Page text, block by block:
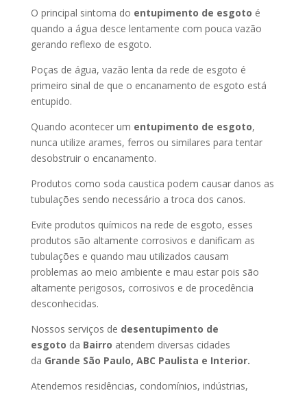
O principal sintoma do entupimento de esgoto é
quando a água desce lentamente com pouca vazão
gerando reflexo de esgoto.
Poças de água, vazão lenta da rede de esgoto é
primeiro sinal de que o encanamento de esgoto está
entupido.
Quando acontecer um entupimento de esgoto,
nunca utilize arames, ferros ou similares para tentar
desobstruir o encanamento.
Produtos como soda caustica podem causar danos as
tubulações sendo necessário a troca dos canos.
Evite produtos químicos na rede de esgoto, esses
produtos são altamente corrosivos e danificam as
tubulações e quando mau utilizados causam
problemas ao meio ambiente e mau estar pois são
altamente perigosos, corrosivos e de procedência
desconhecidas.
Nossos serviços de desentupimento de
esgoto da Bairro atendem diversas cidades
da Grande São Paulo, ABC Paulista e Interior.
Atendemos residências, condomínios, indústrias,